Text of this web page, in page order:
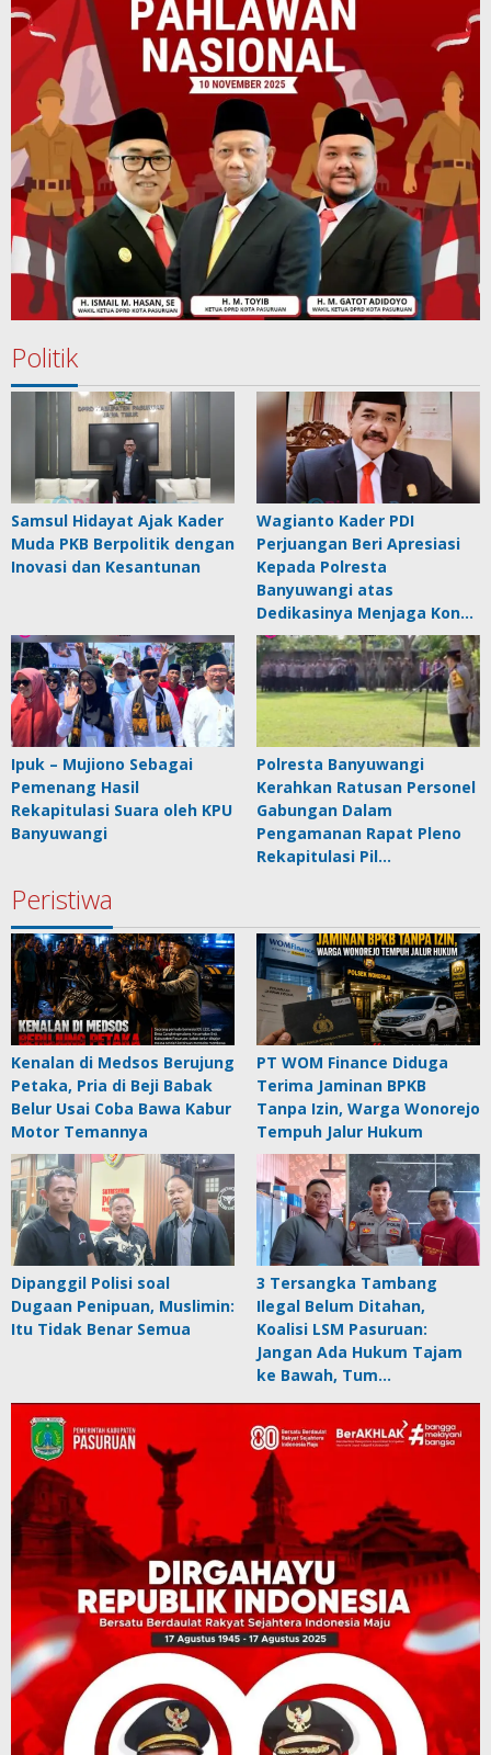
Politik
Samsul Hidayat Ajak Kader
Muda PKB Berpolitik dengan
Inovasi dan Kesantunan
Wagianto Kader PDI
Perjuangan Beri Apresiasi
Kepada Polresta
Banyuwangi atas
Dedikasinya Menjaga Kon…
Ipuk – Mujiono Sebagai
Pemenang Hasil
Rekapitulasi Suara oleh KPU
Banyuwangi
Polresta Banyuwangi
Kerahkan Ratusan Personel
Gabungan Dalam
Pengamanan Rapat Pleno
Rekapitulasi Pil…
Peristiwa
Kenalan di Medsos Berujung
Petaka, Pria di Beji Babak
Belur Usai Coba Bawa Kabur
Motor Temannya
PT WOM Finance Diduga
Terima Jaminan BPKB
Tanpa Izin, Warga Wonorejo
Tempuh Jalur Hukum
Dipanggil Polisi soal
Dugaan Penipuan, Muslimin:
Itu Tidak Benar Semua
3 Tersangka Tambang
Ilegal Belum Ditahan,
Koalisi LSM Pasuruan:
Jangan Ada Hukum Tajam
ke Bawah, Tum…